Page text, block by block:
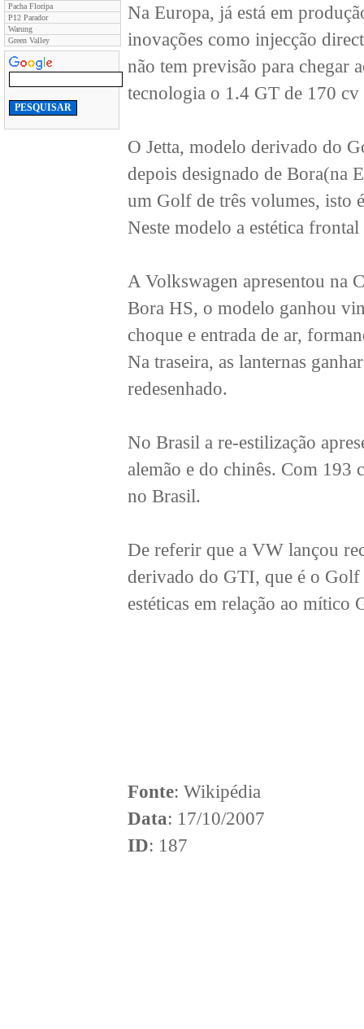
Pacha Floripa
P12 Parador
Warung
Green Valley
Na Europa, já está em
inovações como injecção
não tem previsão para chegar
tecnologia o 1.4 GT de 170
O Jetta, modelo derivado do
depois designado de Bora(na
um Golf de três volumes, isto
Neste modelo a estética
A Volkswagen apresentou na
Bora HS, o modelo ganhou
choque e entrada de ar,
Na traseira, as lanternas
redesenhado.
No Brasil a re-estilização
alemão e do chinês. Com
no Brasil.
De referir que a VW lançou
derivado do GTI, que é o Golf
estéticas em relação ao mítico
Fonte: Wikipédia
Data: 17/10/2007
ID: 187